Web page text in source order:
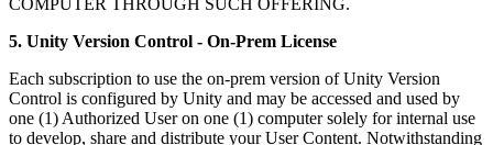
COMPUTER THROUGH SUCH OFFERING.
5. Unity Version Control - On-Prem License
Each subscription to use the on-prem version of Unity Version
Control is configured by Unity and may be accessed and used by
one (1) Authorized User on one (1) computer solely for internal use
to develop, share and distribute your User Content. Notwithstanding